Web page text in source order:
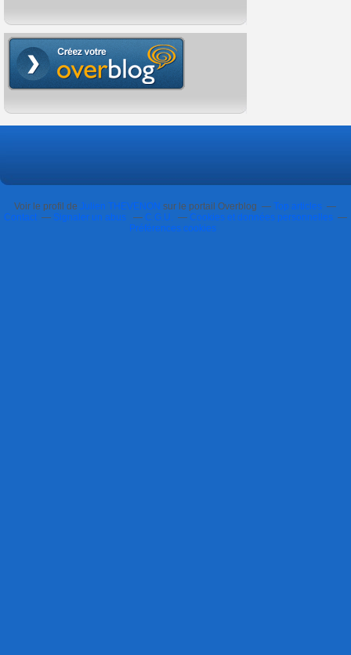
Voir le profil deJulien THEVENON sur le portail Overblog
Top articles
Contact
Signaler un abus C.G.U.
Cookies et données personnelles
Préférences cookies